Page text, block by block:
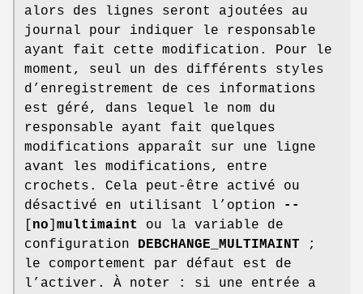
alors des lignes seront ajoutées au
journal pour indiquer le responsable
ayant fait cette modification. Pour le
moment, seul un des différents styles
d’enregistrement de ces informations
est géré, dans lequel le nom du
responsable ayant fait quelques
modifications apparaît sur une ligne
avant les modifications, entre
crochets. Cela peut-être activé ou
désactivé en utilisant l’option
--
no multimaint
ou la variable de
configuration DEBCHANGE_MULTIMAINT ;
le comportement par défaut est de
l’activer. À noter : si une entrée a